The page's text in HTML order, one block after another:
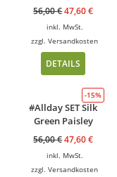
56,00€47,60€
inkl. MwSt.
zzgl.Versandkosten
DETAILS
-15%
#Allday SET Silk
Green Paisley
56,00€47,60€
inkl. MwSt.
zzgl.Versandkosten